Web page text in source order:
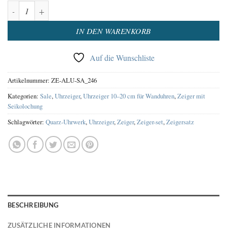
Uhrzeiger Satz Aluminium Gelb Menge
IN DEN WARENKORB
Alternative:
Auf die Wunschliste
Artikelnummer: ZE-ALU-SA_246
Kategorien: Sale,Uhrzeiger,Uhrzeiger 10–20 cm für Wanduhren,Zeiger mit
Seikolochung
Schlagwörter: Quarz-Uhrwerk,Uhrzeiger,Zeiger,Zeiger-set,Zeigersatz
BESCHREIBUNG
ZUSÄTZLICHE INFORMATIONEN